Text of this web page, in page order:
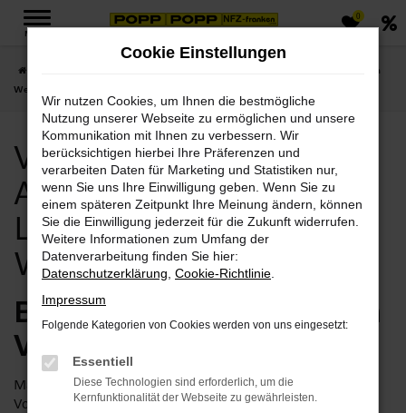
Zum
MENÜ
0
Volvo Weimar, Volvo Angebote mit Lieferservice nach
Weimar
Volvo Weimar, Volvo
Angebote mit
Lieferservice nach
Weimar
Bei Popp finden Sie Ihren
Volvo für Weimar
Man kann es drehen und wenden, wie man will, aber: ein
Volvo ist stets ein geeignetes Fahrzeug für Weimar. Dabei
Cookie Einstellungen
Wir nutzen Cookies, um Ihnen die bestmögliche
Nutzung unserer Webseite zu ermöglichen und unsere
Kommunikation mit Ihnen zu verbessern. Wir
berücksichtigen hierbei Ihre Präferenzen und
verarbeiten Daten für Marketing und Statistiken nur,
wenn Sie uns Ihre Einwilligung geben. Wenn Sie zu
einem späteren Zeitpunkt Ihre Meinung ändern, können
Sie die Einwilligung jederzeit für die Zukunft widerrufen.
Weitere Informationen zum Umfang der
Datenverarbeitung finden Sie hier:
Datenschutzerklärung Cookie-Richtlinie
Impressum
Folgende Kategorien von Cookies werden von uns eingesetzt:
Essentiell
Diese Technologien sind erforderlich, um die
Kernfunktionalität der Webseite zu gewährleisten.